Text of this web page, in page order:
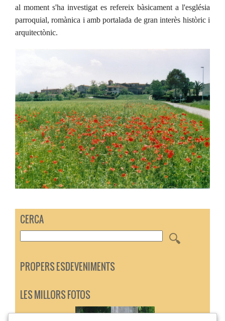
al moment s'ha investigat es refereix bàsicament a l'església
parroquial, romànica i amb portalada de gran interès històric i
arquitectònic.
CERCA
PROPERS ESDEVENIMENTS
LES MILLORS FOTOS